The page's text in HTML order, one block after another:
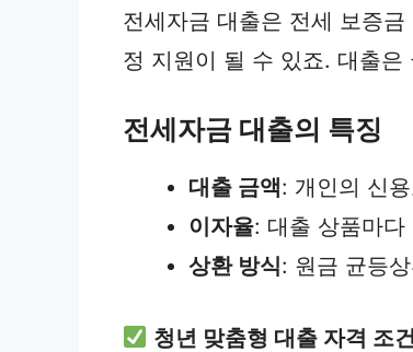
전세자금 대출은 전세 보증
정 지원이 될 수 있죠. 대출
전세자금 대출의 특징
대출 금액: 개인의 신
이자율: 대출 상품마
상환 방식: 원금 균등
청년 맞춤형 대출 자격 조